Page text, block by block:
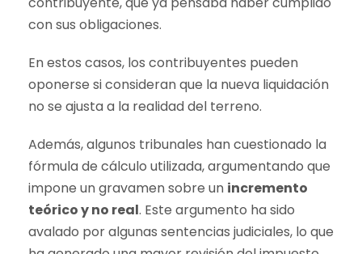
con sus obligaciones.
En estos casos, los contribuyentes pueden
oponerse si consideran que la nueva liquidación
no se ajusta a la realidad del terreno.
Además, algunos tribunales han cuestionado la
fórmula de cálculo utilizada, argumentando que
impone un gravamen sobre un incremento
teórico y no real. Este argumento ha sido
avalado por algunas sentencias judiciales, lo que